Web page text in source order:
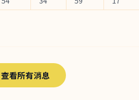
查看所有消息